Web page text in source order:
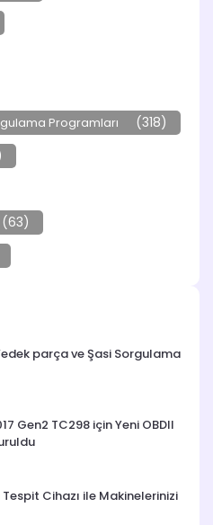
Programları (318)
(63)
parça ve Şasi Sorgulama
Gen2 TC298 için Yeni OBDII
Cihazı ile Makinelerinizi